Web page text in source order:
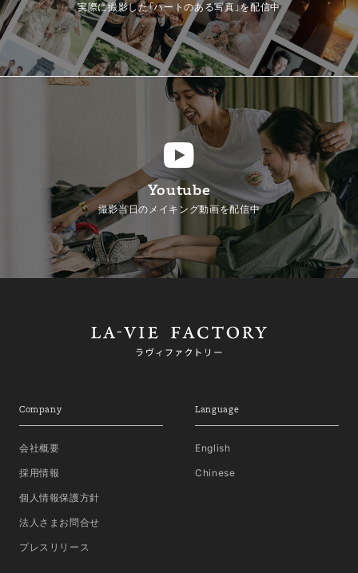
実際に撮影した「ハートのある写真」を配信中
Youtube
撮影当日のメイキング動画を配信中
Company
会社概要
採用情報
個人情報保護方針
法人さまお問合せ
プレスリリース
Language
English
Chinese